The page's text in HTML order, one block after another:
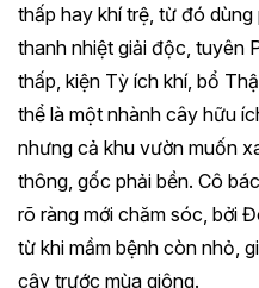
thấp hay khí trệ, từ đó
thanh nhiệt giải độc, tuyên
thấp, kiện Tỳ ích khí, bổ
thể là một nhành cây hữu
nhưng cả khu vườn muốn
thông, gốc phải bền. Cô
rõ ràng mới chăm sóc, bởi
từ khi mầm bệnh còn nhỏ,
cây trước mùa giông.